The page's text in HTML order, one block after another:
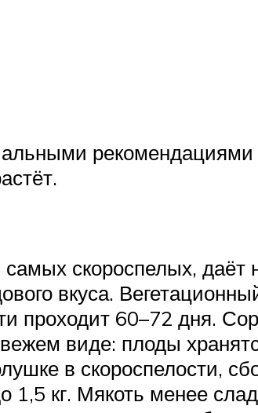
скороспелых,
вкуса.
проходит 60–72 дня.
виде: плоды
в скороспелости,
кг. Мякоть менее